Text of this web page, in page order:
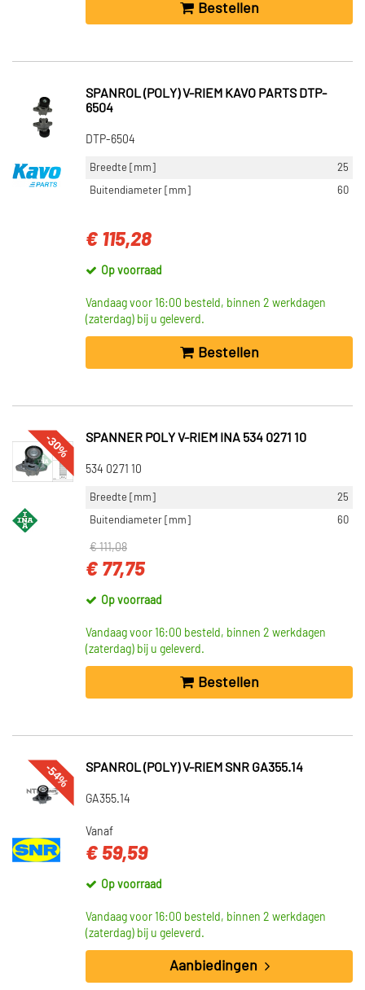
Bestellen
SPANROL (POLY) V-RIEM KAVO PARTS DTP-
6504
DTP-6504
Breedte [mm]
25
Buitendiameter [mm]
60
€ 115,28
Op voorraad
Vandaag voor 16:00 besteld, binnen 2 werkdagen
(zaterdag) bij u geleverd.
Bestellen
-30% SPANNER POLY V-RIEM INA 534 0271 10
534 0271 10
Breedte [mm]
25
Buitendiameter [mm]
60
€ 111,08
€ 77,75
Op voorraad
Vandaag voor 16:00 besteld, binnen 2 werkdagen
(zaterdag) bij u geleverd.
Bestellen
-54% SPANROL (POLY) V-RIEM SNR GA355.14
GA355.14
Vanaf
€ 59,59
Op voorraad
Vandaag voor 16:00 besteld, binnen 2 werkdagen
(zaterdag) bij u geleverd.
Aanbiedingen